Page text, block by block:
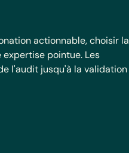
actionnable, choisir la
pointue. Les
l'audit jusqu'à la validation